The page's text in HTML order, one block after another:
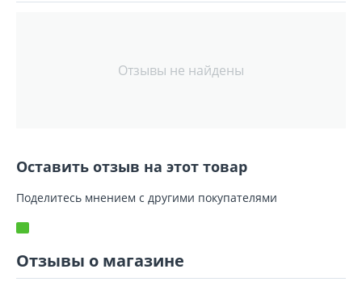
Отзывы не найдены
Оставить отзыв на этот товар
Поделитесь мнением с другими покупателями
Отзывы о магазине